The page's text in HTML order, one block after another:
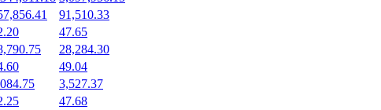
91,510.33
47.65
28,284.30
49.04
3,527.37
47.68